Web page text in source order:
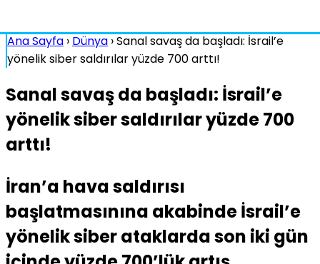
Ana Sayfa › Dünya ›Sanal savaş da başladı: İsrail’e
yönelik siber saldırılar yüzde 700 arttı!
Sanal savaş da başladı: İsrail’e
yönelik siber saldırılar yüzde 700
arttı!
İran’a hava saldırısı
başlatmasınına akabinde İsrail’e
yönelik siber ataklarda son iki gün